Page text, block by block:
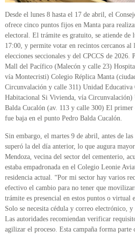
Desde el lunes 8 hasta el 17 de abril, el
ofrece cinco puntos fijos en Manta para
electoral. El trámite es gratuito, se atiende de
17:00, y permite votar en recintos cercanos al
elecciones seccionales y del CPCCS de
Mall del Pacífico (Malecón y calle 23)
vía Montecristi) Colegio Réplica Manta
Circunvalación y calle 311) Unidad
Habitacional Si Vivienda, vía Circunvalación)
Balda Cucalón (av. 113 y calle 300) El
fue baja en el punto Pedro Balda Cucalón.
Sin embargo, el martes 9 de abril, antes de
superó la del día anterior, lo que augura
Mendoza, vecina del sector del cementerio,
estaba empadronada en el Colegio Leonie
residencia actual. “Por mi sector hay varios
efectivo el cambio para no tener que
trámite es presencial en estos puntos o virtual
Solo se necesita cédula y correo electrónico, y
Las autoridades recomiendan verificar
agilizar el proceso. Esta campaña forma parte